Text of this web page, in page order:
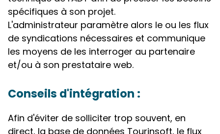
spécifiques à son projet.
L'administrateur paramètre alors le ou les flux
de syndications nécessaires et communique
les moyens de les interroger au partenaire
et/ou à son prestataire web.
Conseils d'intégration :
Afin d'éviter de solliciter trop souvent, en
direct, la base de données Tourinsoft, le flux